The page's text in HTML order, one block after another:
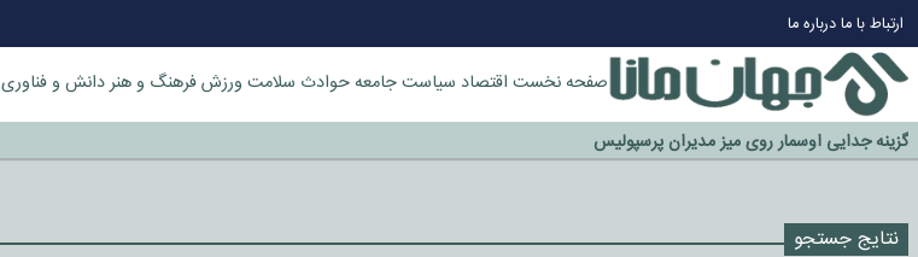
ارتباط با مادرباره ما
صفحه نخست اقتصاد سیاستجامعهحوادث سلامت ورزشفرهنگ و هنردانش و فناوری
چرا طلا دوباره افزایشی شد؟
گزینه جدایی اوسمار روی میز مدیران پرسپولیس
آیا رئیس جمهور آمریکا قانون را دور می‌زند؟
نتایج جستجو